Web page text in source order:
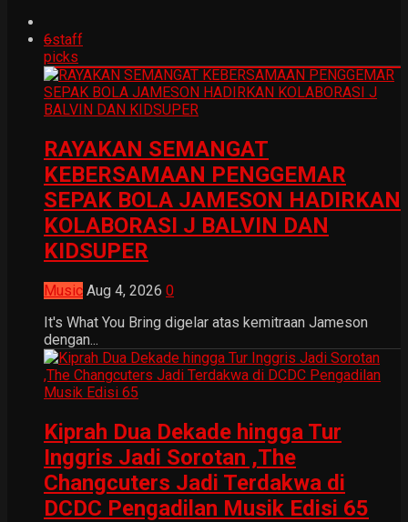
6staff
picks
RAYAKAN SEMANGAT
KEBERSAMAAN PENGGEMAR
SEPAK BOLA JAMESON HADIRKAN
KOLABORASI J BALVIN DAN
KIDSUPER
Music Aug 4, 2026 0
It's What You Bring digelar atas kemitraan Jameson
dengan...
Kiprah Dua Dekade hingga Tur
Inggris Jadi Sorotan ,The
Changcuters Jadi Terdakwa di
DCDC Pengadilan Musik Edisi 65